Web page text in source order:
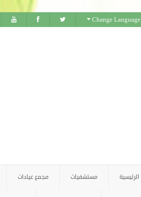
Change Language
الرئيسية مستشفيات مجمع عيادات